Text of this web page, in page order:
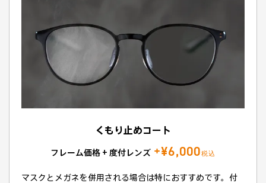
くもり止めコート
フレーム価格 + 度付レンズ +¥6,000税込
マスクとメガネを併用される場合は特におすすめです。付